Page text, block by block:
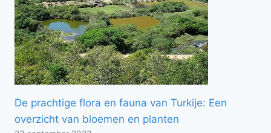
De prachtige flora en fauna van Turkije: Een
overzicht van bloemen en planten